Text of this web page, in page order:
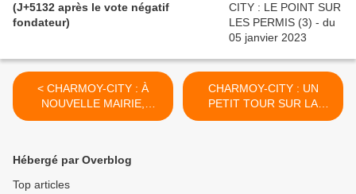
(J+5132 après le vote négatif
fondateur)
< CHARMOY-CITY : À
NOUVELLE MAIRIE,
NOUVEAU MAIRE ? - du 30
fondateur)
CHARMOY-CITY : UN
PETIT TOUR SUR LA
GRAND FOIRE (2) - du 02
Hébergé par Overblog
Top articles